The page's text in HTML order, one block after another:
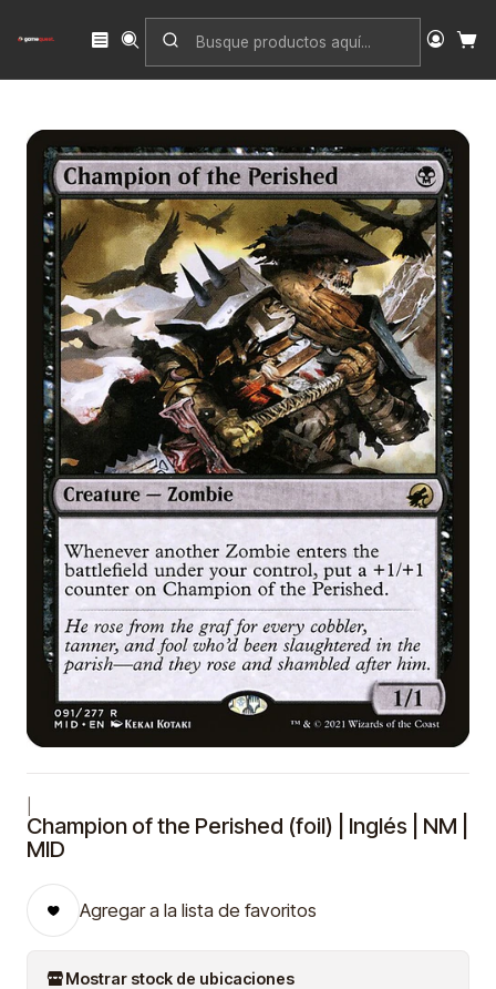
Inicio Singles
Innistrad: Midnight Hunt
Champion of the Perished (foil) | Inglés | NM | MID
Champion of the Perished (foil) | Inglés | NM |
MID
Agregar a la lista de favoritos
Mostrar stock de ubicaciones